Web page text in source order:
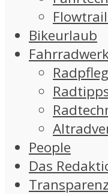
Bikeurlaub
People
Das